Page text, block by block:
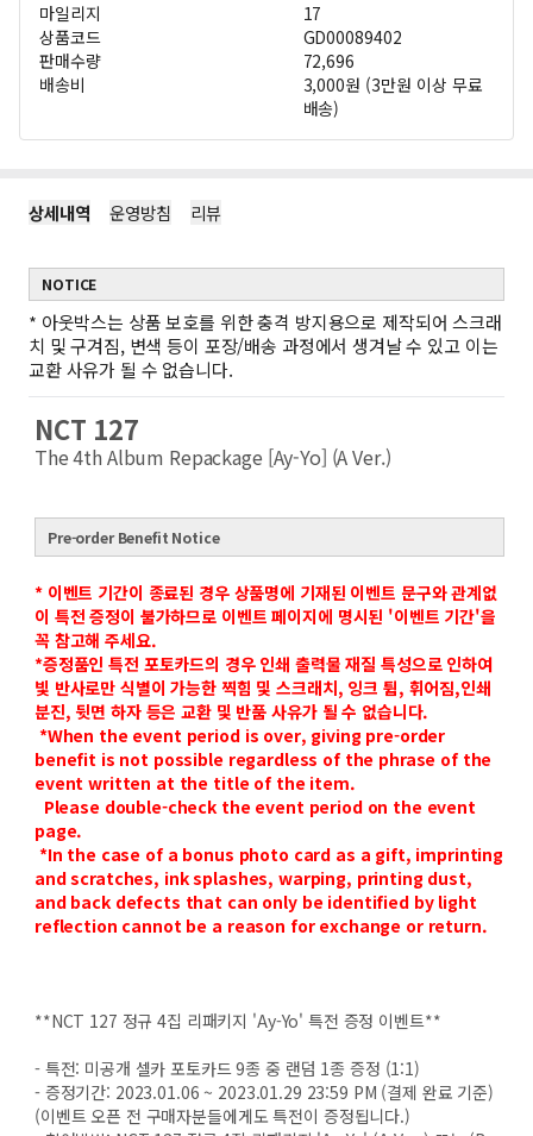
마일리지
17
상품코드
GD00089402
판매수량
72,696
배송비
3,000원 (3만원 이상 무료
배송)
상세내역 운영방침 리뷰
NOTICE
* 아웃박스는 상품 보호를 위한 충격 방지용으로 제작되어 스크래
치 및 구겨짐, 변색 등이 포장/배송 과정에서 생겨날 수 있고 이는
교환 사유가 될 수 없습니다.
NCT 127
The 4th Album Repackage [Ay-Yo] (A Ver.)
Pre-order Benefit Notice
* 이벤트 기간이 종료된 경우 상품명에 기재된 이벤트 문구와 관계없
이 특전 증정이 불가하므로 이벤트 페이지에 명시된 '이벤트 기간'을
꼭 참고해 주세요.
*증정품인 특전 포토카드의 경우 인쇄 출력물 재질 특성으로 인하여
빛 반사로만 식별이 가능한 찍힘 및 스크래치, 잉크 튐, 휘어짐,인쇄
분진, 뒷면 하자 등은 교환 및 반품 사유가 될 수 없습니다.
*When the event period is over, giving pre-order
benefit is not possible regardless of the phrase of the
event written at the title of the item.
Please double-check the event period on the event
page.
*In the case of a bonus photo card as a gift, imprinting
and scratches, ink splashes, warping, printing dust,
and back defects that can only be identified by light
reflection cannot be a reason for exchange or return.
**NCT 127 정규 4집 리패키지 'Ay-Yo' 특전 증정 이벤트**
- 특전: 미공개 셀카 포토카드 9종 중 랜덤 1종 증정 (1:1)
- 증정기간: 2023.01.06 ~ 2023.01.29 23:59 PM (결제 완료 기준)
(이벤트 오픈 전 구매자분들에게도 특전이 증정됩니다.)